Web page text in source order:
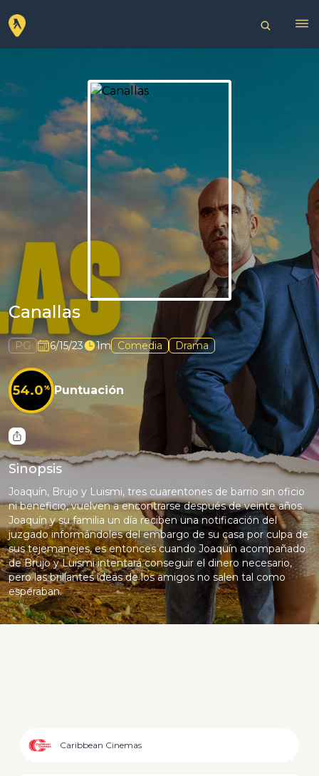
Canallas
PG 6/15/23 1m Comedia Drama
54.0% Puntuación
Sinopsis
Joaquín, Brujo y Luismi, tres cuarentones de barrio sin oficio
ni beneficio, vuelven a encontrarse después de veinte años.
Joaquín y su familia un día reciben una notificación del
juzgado informándoles del embargo de su casa por culpa de
sus tejemanejes, es entonces cuando Joaquín acompañado
de Brujo y Luismi intentará conseguir el dinero necesario,
pero las brillantes ideas de los amigos no salen tal como
esperaban.
Caribbean Cinemas